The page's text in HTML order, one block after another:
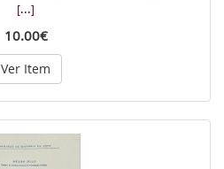
[...]
10.00€
Ver Item